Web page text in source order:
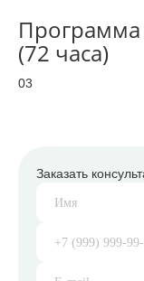
(72 часа)
03
Заказать